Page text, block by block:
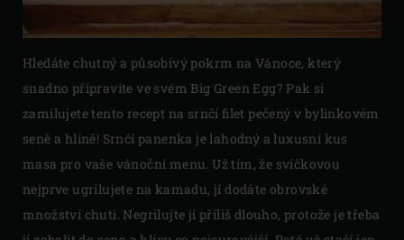
Hledáte chutný a působivý pokrm na Vánoce, který
snadno připravíte ve svém Big Green Egg? Pak si
zamilujete tento recept na srnčí filet pečený v bylinkovém
seně a hlíně! Srnčí panenka je lahodný a luxusní kus
masa pro vaše vánoční menu. Už tím, že svíčkovou
nejprve ugrilujete na kamadu, jí dodáte obrovské
množství chuti. Negrilujte ji příliš dlouho, protože je třeba